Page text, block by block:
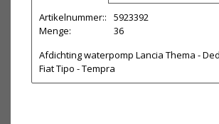
Artikelnummer::
5923392
Menge:
36
Afdichting waterpomp Lancia Thema -
Fiat Tipo - Tempra